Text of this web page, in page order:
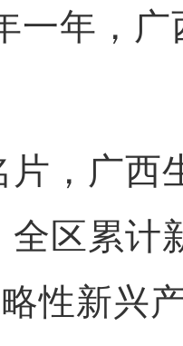
一年，
，广西
全区累计
性新兴